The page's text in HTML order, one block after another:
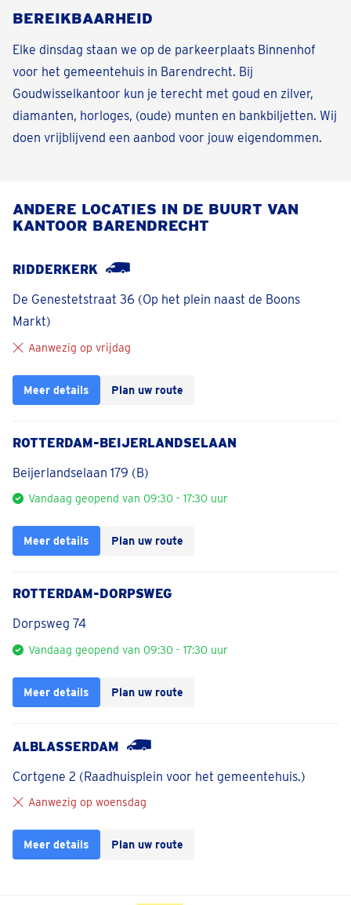
BEREIKBAARHEID
Elke dinsdag staan we op de parkeerplaats Binnenhof
voor het gemeentehuis in Barendrecht. Bij
Goudwisselkantoor kun je terecht met goud en zilver,
diamanten, horloges, (oude) munten en bankbiljetten. Wij
doen vrijblijvend een aanbod voor jouw eigendommen.
ANDERE LOCATIES IN DE BUURT VAN
KANTOOR BARENDRECHT
RIDDERKERK
De Genestetstraat 36 (Op het plein naast de Boons
Markt)
Aanwezig op vrijdag
Meer details Plan uw route
ROTTERDAM-BEIJERLANDSELAAN
Beijerlandselaan 179 (B)
Vandaag geopend van 09:30 - 17:30 uur
Meer details Plan uw route
ROTTERDAM-DORPSWEG
Dorpsweg 74
Vandaag geopend van 09:30 - 17:30 uur
Meer details Plan uw route
ALBLASSERDAM
Cortgene 2 (Raadhuisplein voor het gemeentehuis.)
Aanwezig op woensdag
Meer details Plan uw route